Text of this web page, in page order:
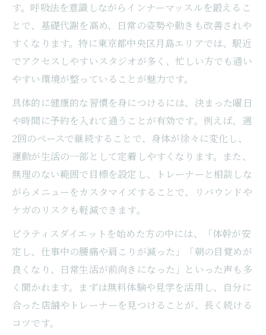
ピラティスダイエットで理想の体型を目指
すポイント
自分に合うピラティスダイエットの見極め
方
ピラティスダイエット効果を高めるスタジ
オ選びの秘訣
ピラティスダイエットの効果を最大化する
工夫
仕事帰りに続けやすい月島ピラティスメニュー
仕事帰りでも続けやすいピラティスダイエ
ット術
ニューの特徴
忙しい日でも無理なく続くピラティスダイ
エット法
夜でも安心して通えるピラティスダイエッ
す。呼吸法を意識しながらインナーマッスルを鍛えるこ
とで、基礎代謝を高め、日常の姿勢や動きも改善されや
すくなります。特に東京都中央区月島エリアでは、駅近
でアクセスしやすいスタジオが多く、忙しい方でも通い
やすい環境が整っていることが魅力です。
具体的に健康的な習慣を身につけるには、決まった曜日
や時間に予約を入れて通うことが有効です。例えば、週
2回のペースで継続することで、身体が徐々に変化し、
運動が生活の一部として定着しやすくなります。また、
無理のない範囲で目標を設定し、トレーナーと相談しな
がらメニューをカスタマイズすることで、リバウンドや
ケガのリスクも軽減できます。
ピラティスダイエットを始めた方の中には、「体幹が安
定し、仕事中の腰痛や肩こりが減った」「朝の目覚めが
良くなり、日常生活が前向きになった」といった声も多
く聞かれます。まずは無料体験や見学を活用し、自分に
合った店舗やトレーナーを見つけることが、長く続ける
コツです。